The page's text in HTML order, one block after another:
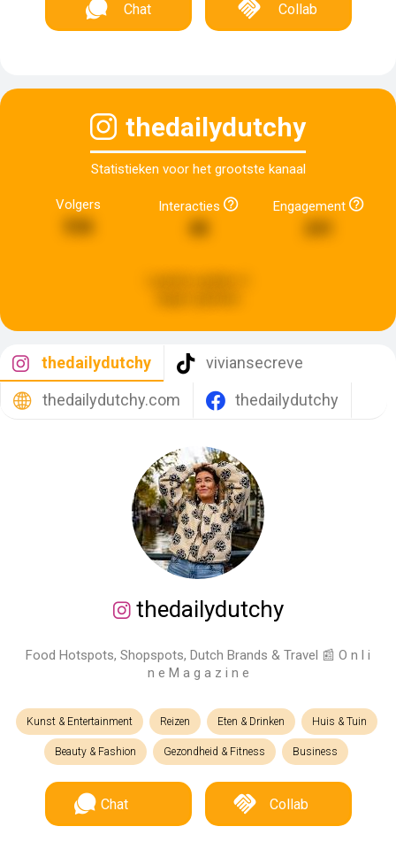
Chat Collab
thedailydutchy
Statistieken voor het grootste kanaal
Volgers Interacties
48
Engagement
thedailydutchy
viviansecreve
thedailydutchy.com
thedailydutchy
thedailydutchy
Food Hotspots, Shopspots, Dutch Brands & Travel 📰 O n l i
n e M a g a z i n e
Kunst & Entertainment Reizen Eten & Drinken Huis & Tuin
Beauty & Fashion Gezondheid & Fitness Business
Chat Collab